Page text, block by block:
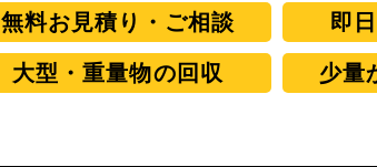
無料お見積り・ご相談 即
大型・重量物の回収 少量